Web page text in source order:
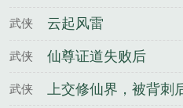
武侠 云起风雷
武侠 仙尊证道失败后
武侠
上交修仙界，被背刺